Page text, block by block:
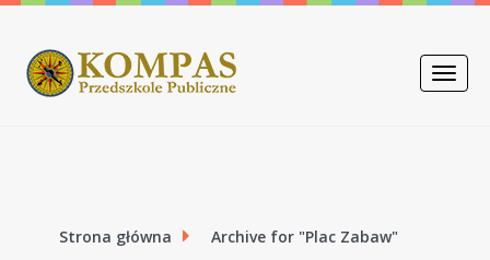
Toggle
Strona główna Archive for "Plac Zabaw"